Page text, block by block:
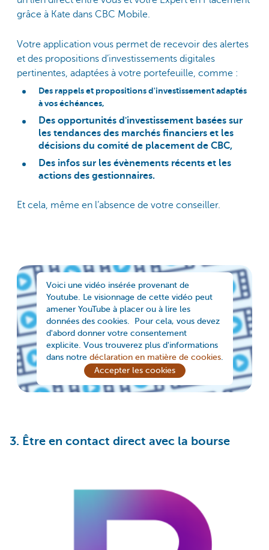
grâce à Kate dans CBC Mobile.
Votre application vous permet de recevoir des alertes
et des propositions d’investissements digitales
pertinentes, adaptées à votre portefeuille, comme :
Des rappels et propositions d'investissement adaptés
à vos échéances,
Des opportunités d'investissement basées sur
les tendances des marchés financiers et les
décisions du comité de placement de CBC,
Des infos sur les évènements récents et les
actions des gestionnaires.
Et cela, même en l’absence de votre conseiller.
Voici une vidéo insérée provenant de
Youtube. Le visionnage de cette vidéo peut
amener YouTube à placer ou à lire les
données des cookies. Pour cela, vous devez
d'abord donner votre consentement
explicite. Vous trouverez plus d'informations
dans notre déclaration en matière de cookies.
Accepter les cookies
3. Être en contact direct avec la bourse